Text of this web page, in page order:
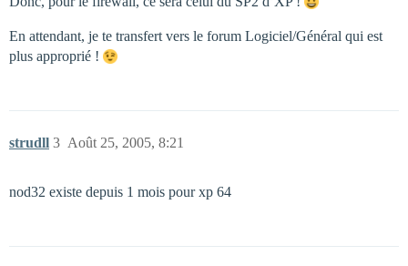
En attendant, je te transfert vers le forum Logiciel/Général qui est
plus approprié !
strudll Août 25, 2005, 8:21
3
nod32 existe depuis 1 mois pour xp 64